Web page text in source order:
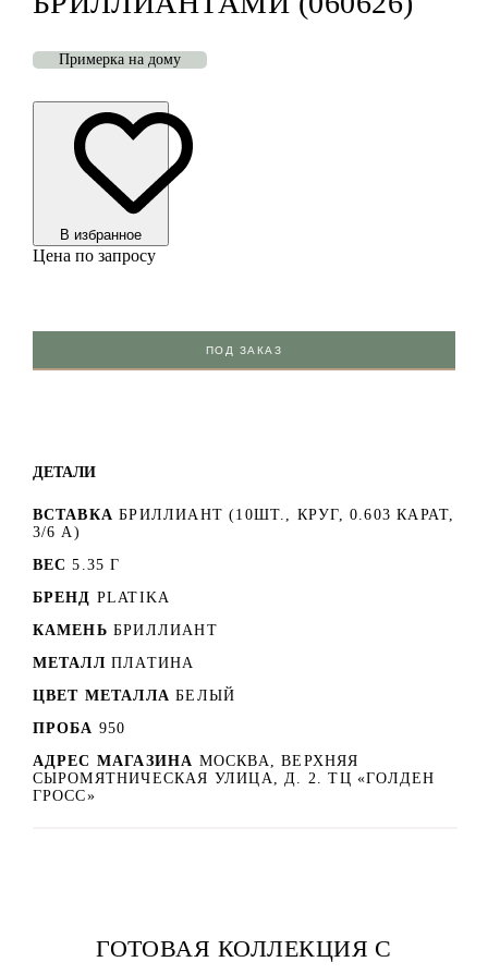
Примерка на дому
В избранноe
Цена по запросу
ПОД ЗАКАЗ
ДЕТАЛИ
ВСТАВКА БРИЛЛИАНТ (10ШТ., КРУГ, 0.603 КАРАТ,
3/6 А)
ВЕС 5.35 Г
БРЕНД PLATIKA
КАМЕНЬ БРИЛЛИАНТ
МЕТАЛЛ ПЛАТИНА
ЦВЕТ МЕТАЛЛА БЕЛЫЙ
ПРОБА 950
АДРЕС МАГАЗИНА МОСКВА, ВЕРХНЯЯ
СЫРОМЯТНИЧЕСКАЯ УЛИЦА, Д. 2. ТЦ «ГОЛДЕН
ГРОСС»
ГОТОВАЯ КОЛЛЕКЦИЯ С